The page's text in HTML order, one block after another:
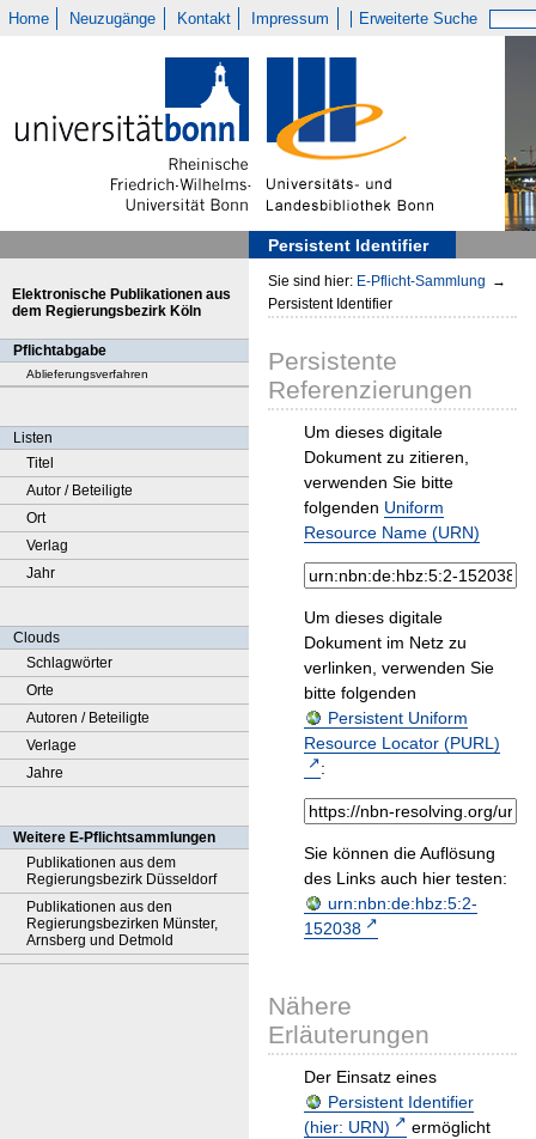
Home Neuzugänge Kontakt Impressum Erweiterte Suche
Persistent Identifier
Elektronische Publikationen aus
dem Regierungsbezirk Köln
Pflichtabgabe
Ablieferungsverfahren
Listen
Titel
Autor / Beteiligte
Ort
Verlag
Jahr
Clouds
Schlagwörter
Orte
Autoren / Beteiligte
Verlage
Jahre
Weitere E-Pflichtsammlungen
Publikationen aus dem
Regierungsbezirk Düsseldorf
Publikationen aus den
Regierungsbezirken Münster,
Arnsberg und Detmold
Sie sind hier: E-Pflicht-Sammlung →
Persistent Identifier
Persistente
Referenzierungen
Um dieses digitale
Dokument zu zitieren,
verwenden Sie bitte
folgenden Uniform
Resource Name (URN)
Um dieses digitale
Dokument im Netz zu
verlinken, verwenden Sie
bitte folgenden
Persistent Uniform
Resource Locator (PURL)
:
Sie können die Auflösung
des Links auch hier testen:
urn:nbn:de:hbz:5:2-
152038
Nähere
Erläuterungen
Der Einsatz eines
Persistent Identifier
(hier: URN)
ermöglicht